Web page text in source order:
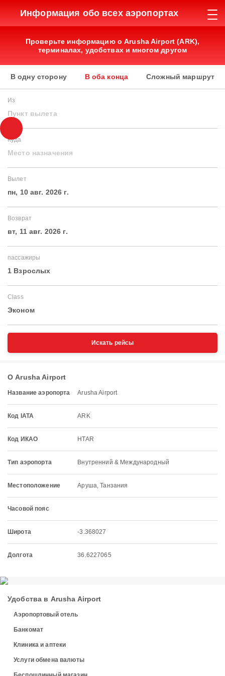
Информация обо всех аэропортах
Проверьте информацию о Arusha Airport (ARK),
терминалах, удобствах и многом другом
В одну сторону В оба конца Сложный маршрут
Из
Пункт вылета
Куда
Место назначения
Вылет
пн, 10 авг. 2026 г.
Возврат
вт, 11 авг. 2026 г.
пассажиры
1 Взрослых
Class
Эконом
Искать рейсы
О Arusha Airport
Название аэропорта Arusha Airport
Код IATA ARK
Код ИКАО HTAR
Тип аэропорта Внутренний & Международный
Местоположение Аруша, Танзания
Часовой пояс
Широта -3.368027
Долгота 36.6227065
Удобства в Arusha Airport
Аэропортовый отель
Банкомат
Клиника и аптеки
Услуги обмена валюты